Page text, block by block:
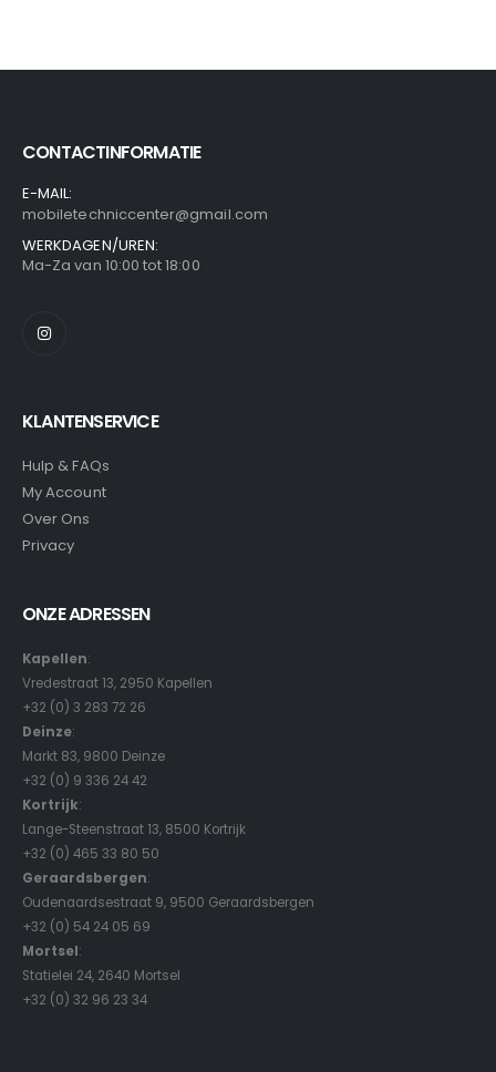
CONTACTINFORMATIE
E-MAIL:
mobiletechniccenter@gmail.com
WERKDAGEN/UREN:
Ma-Za van 10:00 tot 18:00
KLANTENSERVICE
Hulp & FAQs
My Account
Over Ons
Privacy
ONZE ADRESSEN
Kapellen:
Vredestraat 13, 2950 Kapellen
+32 (0) 3 283 72 26
Deinze:
Markt 83, 9800 Deinze
+32 (0) 9 336 24 42
Kortrijk:
Lange-Steenstraat 13, 8500 Kortrijk
+32 (0) 465 33 80 50
Geraardsbergen:
Oudenaardsestraat 9, 9500 Geraardsbergen
+32 (0) 54 24 05 69
Mortsel:
Statielei 24, 2640 Mortsel
+32 (0) 32 96 23 34